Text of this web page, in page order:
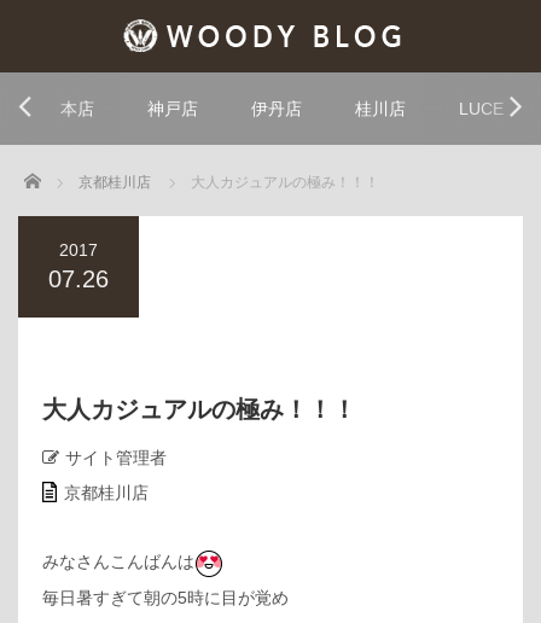
本店 神戸店 伊丹店 桂川店 LUCE
Home 京都桂川店 大人カジュアルの極み！！！
2017
07.26
大人カジュアルの極み！！！
サイト管理者
京都桂川店
みなさんこんばんは
毎日暑すぎて朝の5時に目が覚め